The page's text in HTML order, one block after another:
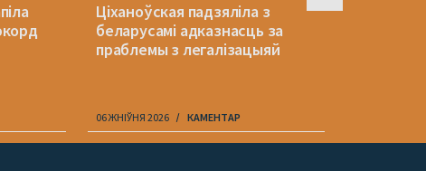
Ціханоўская падзяліла з
беларусамі адказнасць за
праблемы з легалізацыяй
06 ЖНІЎНЯ 2026 КАМЕНТАР